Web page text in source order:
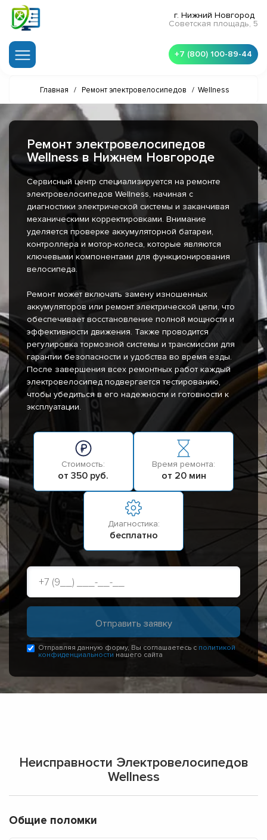
г. Нижний Новгород
Советская площадь, 5
+7 (800) 100-89-44
Главная / Ремонт электровелосипедов / Wellness
Ремонт электровелосипедов
Wellness в Нижнем Новгороде
Сервисный центр специализируется на ремонте
электровелосипедов Wellness, начиная с
диагностики электрической системы и заканчивая
механическими корректировками. Внимание
уделяется проверке аккумуляторной батареи,
контроллера и мотор-колеса, которые являются
ключевыми компонентами для функционирования
велосипеда.
Ремонт может включать замену изношенных
аккумуляторов или ремонт электрической цепи, что
обеспечивает восстановление полной мощности и
эффективности движения. Также проводится
регулировка тормозной системы и трансмиссии для
гарантии безопасности и удобства во время езды.
После завершения всех ремонтных работ каждый
электровелосипед подвергается тестированию,
чтобы убедиться в его надежности и готовности к
эксплуатации.
Стоимость:
от 350 руб.
Время ремонта:
от 20 мин
Диагностика:
бесплатно
Отправляя данную форму, Вы соглашаетесь с политикой
конфиденциальности нашего сайта
Неисправности Электровелосипедов
Wellness
Общие поломки